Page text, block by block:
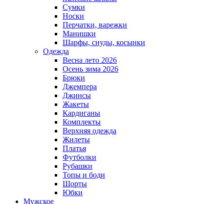
Сумки
Носки
Перчатки, варежки
Манишки
Шарфы, снуды, косынки
Одежда
Весна лето 2026
Осень зима 2026
Брюки
Джемпера
Джинсы
Жакеты
Кардиганы
Комплекты
Верхняя одежда
Жилеты
Платья
Футболки
Рубашки
Топы и боди
Шорты
Юбки
Мужское